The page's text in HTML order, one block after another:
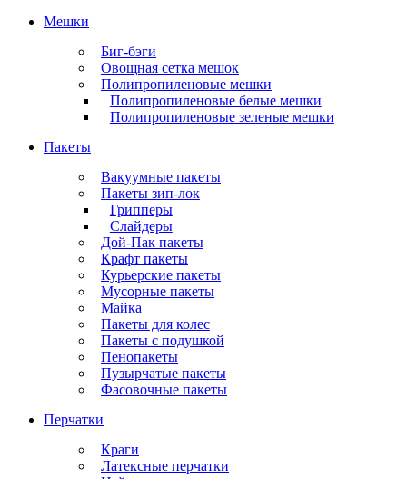
Мешки
Биг-бэги
Овощная сетка мешок
Полипропиленовые мешки
Полипропиленовые белые мешки
Полипропиленовые зеленые мешки
Пакеты
Вакуумные пакеты
Пакеты зип-лок
Грипперы
Слайдеры
Дой-Пак пакеты
Крафт пакеты
Курьерские пакеты
Мусорные пакеты
Майка
Пакеты для колес
Пакеты с подушкой
Пенопакеты
Пузырчатые пакеты
Фасовочные пакеты
Перчатки
Краги
Латексные перчатки